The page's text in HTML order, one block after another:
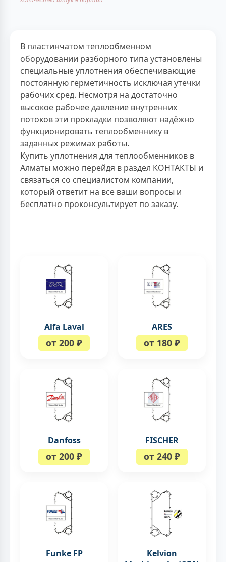
В пластинчатом теплообменном
оборудовании разборного типа установлены
специальные уплотнения обеспечивающие
постоянную герметичность исключая утечки
рабочих сред. Несмотря на достаточно
высокое рабочее давление внутренних
потоков эти прокладки позволяют надёжно
функционировать теплообменнику в
заданных режимах работы.
Купить уплотнения для теплообменников в
Алматы можно перейдя в раздел КОНТАКТЫ и
связаться со специалистом компании,
который ответит на все ваши вопросы и
бесплатно проконсультирует по заказу.
Alfa Laval
от 200 ₽
ARES
от 180 ₽
Danfoss
от 200 ₽
FISCHER
от 240 ₽
Funke FP
Kelvion